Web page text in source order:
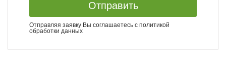
Отправить
Отправляя заявку Вы соглашаетесь с политикой
обработки данных